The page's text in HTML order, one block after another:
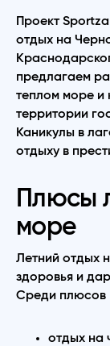
Проект
отдых на
предлагаем
теплом море и
территории
Каникулы в
отдыху в
Плюсы
море
Летний отдых
здоровья и
Среди плюсов
отдых на